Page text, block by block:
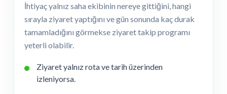
İhtiyaç yalnız saha ekibinin nereye gittiğini, hangi
sırayla ziyaret yaptığını ve gün sonunda kaç durak
tamamladığını görmekse ziyaret takip programı
yeterli olabilir.
Ziyaret yalnız rota ve tarih üzerinden
izleniyorsa.